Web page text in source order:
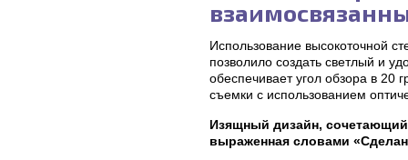
Использование высокоточной
позволило создать светлый и
обеспечивает угол обзора в 20
съемки с использованием
Изящный дизайн, сочетающий
выраженная словами